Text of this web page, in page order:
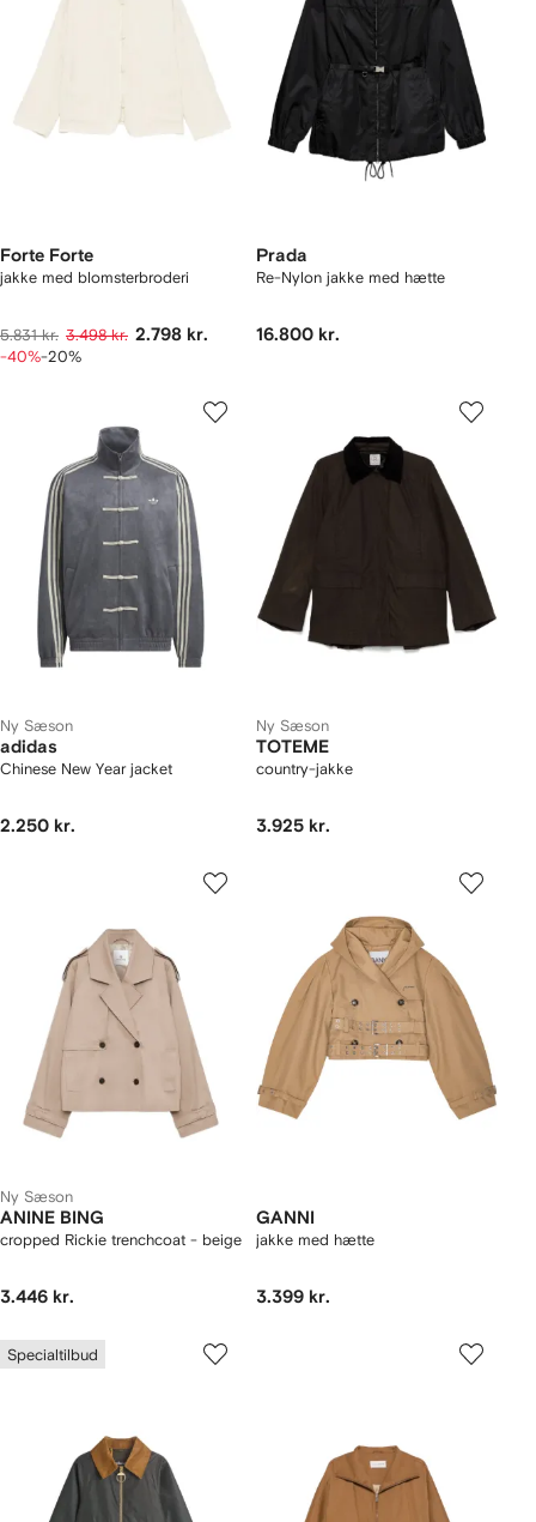
Forte Forte
jakke med blomsterbroderi
5.831 kr. 3.498 kr. 2.798 kr.
-40%-20%
Prada
Re-Nylon jakke med hætte
16.800 kr.
Ny Sæson
adidas
Chinese New Year jacket
2.250 kr.
Ny Sæson
TOTEME
country-jakke
3.925 kr.
Ny Sæson
ANINE BING
cropped Rickie trenchcoat - beige
3.446 kr.
GANNI
jakke med hætte
3.399 kr.
Specialtilbud